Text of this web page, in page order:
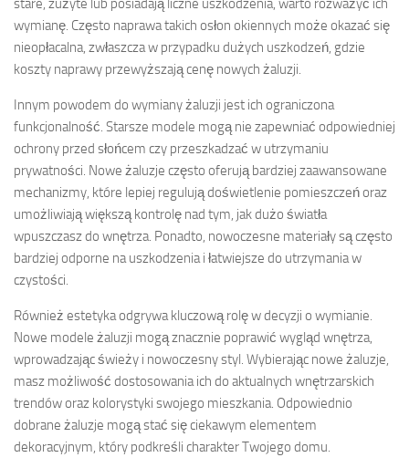
stare, zużyte lub posiadają liczne uszkodzenia, warto rozważyć ich
wymianę. Często naprawa takich osłon okiennych może okazać się
nieopłacalna, zwłaszcza w przypadku dużych uszkodzeń, gdzie
koszty naprawy przewyższają cenę nowych żaluzji.
Innym powodem do wymiany żaluzji jest ich ograniczona
funkcjonalność. Starsze modele mogą nie zapewniać odpowiedniej
ochrony przed słońcem czy przeszkadzać w utrzymaniu
prywatności. Nowe żaluzje często oferują bardziej zaawansowane
mechanizmy, które lepiej regulują doświetlenie pomieszczeń oraz
umożliwiają większą kontrolę nad tym, jak dużo światła
wpuszczasz do wnętrza. Ponadto, nowoczesne materiały są często
bardziej odporne na uszkodzenia i łatwiejsze do utrzymania w
czystości.
Również estetyka odgrywa kluczową rolę w decyzji o wymianie.
Nowe modele żaluzji mogą znacznie poprawić wygląd wnętrza,
wprowadzając świeży i nowoczesny styl. Wybierając nowe żaluzje,
masz możliwość dostosowania ich do aktualnych wnętrzarskich
trendów oraz kolorystyki swojego mieszkania. Odpowiednio
dobrane żaluzje mogą stać się ciekawym elementem
dekoracyjnym, który podkreśli charakter Twojego domu.